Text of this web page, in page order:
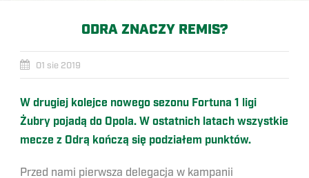
ODRA ZNACZY REMIS?
01 sie 2019
W drugiej kolejce nowego sezonu Fortuna 1 ligi
Żubry pojadą do Opola. W ostatnich latach wszystkie
mecze z Odrą kończą się podziałem punktów.
Przed nami pierwsza delegacja w kampanii